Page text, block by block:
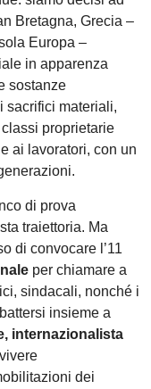
Bretagna, Grecia –
Europa –
in apparenza
sostanze
sacrifici materiali,
proprietarie
ai lavoratori, con un
di prova
traiettoria. Ma
di convocare l’11
per chiamare a
sindacali, nonché i
insieme a
internazionalista
dei